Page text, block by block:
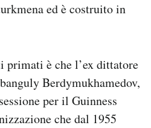
ed è costruito in
è che l’ex dittatore
Berdymukhamedov,
per il Guinness
che dal 1955